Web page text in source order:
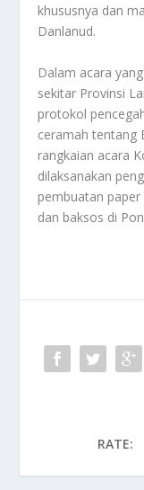
khususnya dan
Danlanud.
Dalam acara
sekitar Provinsi
protokol
ceramah tentang
rangkaian acara
dilaksanakan
pembuatan
dan baksos di
RATE: